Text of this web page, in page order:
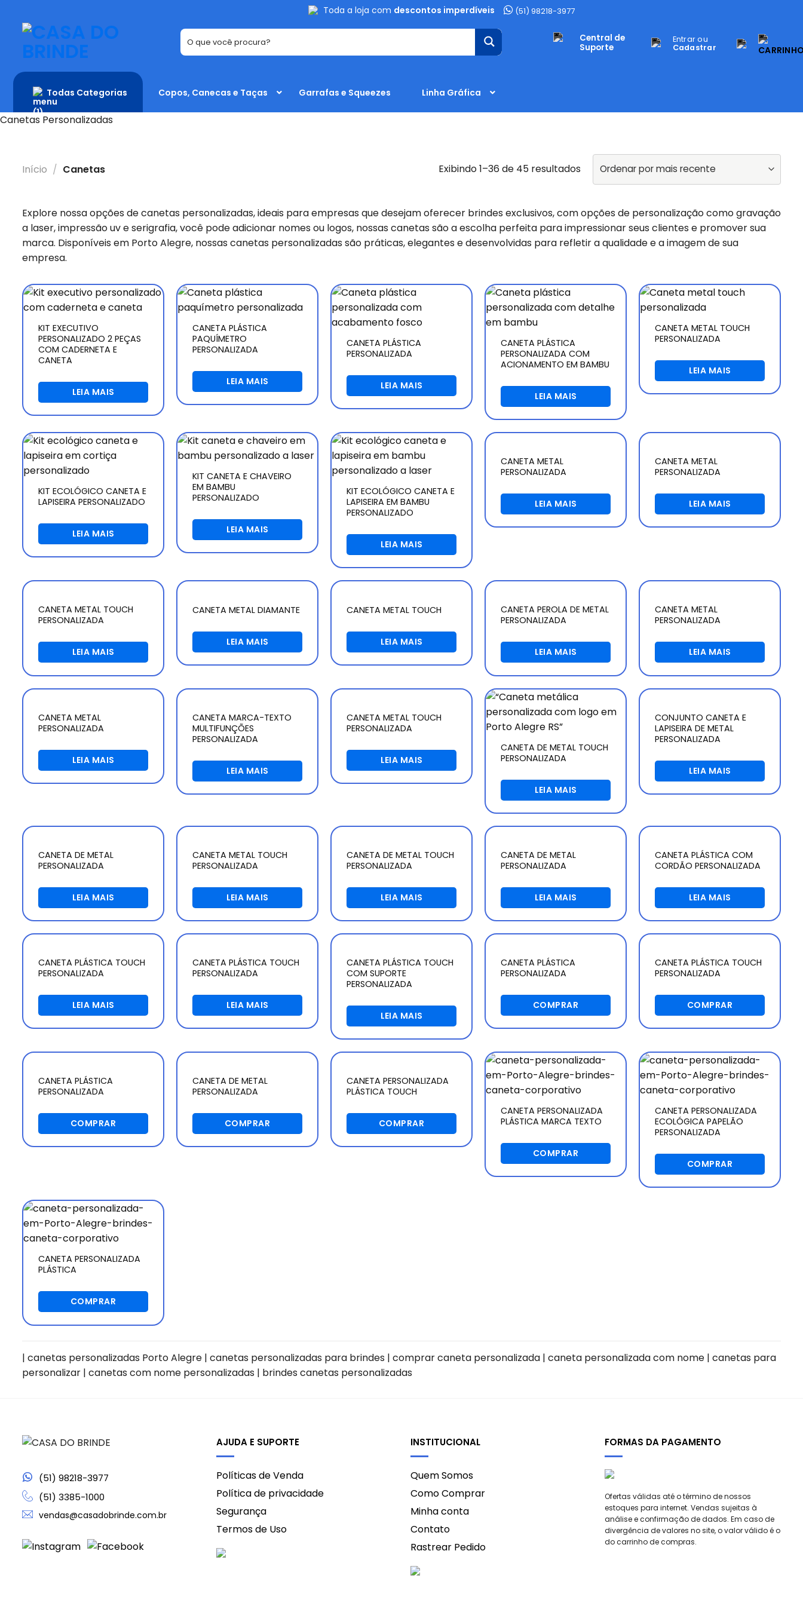
content
Toda a loja com descontos imperdíveis (51) 98218-3977
Central de
Suporte
Entrar ou
Cadastrar
Todas Categorias Copos, Canecas e Taças Garrafas e Squeezes Linha Gráfica
Canetas Personalizadas
Início / Canetas Exibindo 1–36 de 45 resultados
Explore nossa opções de canetas personalizadas, ideais para empresas que desejam oferecer brindes exclusivos, com opções de personalização como gravação
a laser, impressão uv e serigrafia, você pode adicionar nomes ou logos, nossas canetas são a escolha perfeita para impressionar seus clientes e promover sua
marca. Disponíveis em Porto Alegre, nossas canetas personalizadas são práticas, elegantes e desenvolvidas para refletir a qualidade e a imagem de sua
empresa.
KIT EXECUTIVO
PERSONALIZADO 2 PEÇAS
COM CADERNETA E
CANETA
LEIA MAIS
CANETA PLÁSTICA
PAQUÍMETRO
PERSONALIZADA
LEIA MAIS
CANETA PLÁSTICA
PERSONALIZADA
LEIA MAIS
CANETA PLÁSTICA
PERSONALIZADA COM
ACIONAMENTO EM BAMBU
LEIA MAIS
CANETA METAL TOUCH
PERSONALIZADA
LEIA MAIS
KIT ECOLÓGICO CANETA E
LAPISEIRA PERSONALIZADO
LEIA MAIS
KIT CANETA E CHAVEIRO
EM BAMBU
PERSONALIZADO
LEIA MAIS
KIT ECOLÓGICO CANETA E
LAPISEIRA EM BAMBU
PERSONALIZADO
LEIA MAIS
CANETA METAL
PERSONALIZADA
LEIA MAIS
CANETA METAL
PERSONALIZADA
LEIA MAIS
CANETA METAL TOUCH
PERSONALIZADA
LEIA MAIS
CANETA METAL DIAMANTE
LEIA MAIS
CANETA METAL TOUCH
LEIA MAIS
CANETA PEROLA DE METAL
PERSONALIZADA
LEIA MAIS
CANETA METAL
PERSONALIZADA
LEIA MAIS
CANETA METAL
PERSONALIZADA
LEIA MAIS
CANETA MARCA-TEXTO
MULTIFUNÇÕES
PERSONALIZADA
LEIA MAIS
CANETA METAL TOUCH
PERSONALIZADA
LEIA MAIS
CANETA DE METAL TOUCH
PERSONALIZADA
LEIA MAIS
CONJUNTO CANETA E
LAPISEIRA DE METAL
PERSONALIZADA
LEIA MAIS
CANETA DE METAL
PERSONALIZADA
LEIA MAIS
CANETA METAL TOUCH
PERSONALIZADA
LEIA MAIS
CANETA DE METAL TOUCH
PERSONALIZADA
LEIA MAIS
CANETA DE METAL
PERSONALIZADA
LEIA MAIS
CANETA PLÁSTICA COM
CORDÃO PERSONALIZADA
LEIA MAIS
CANETA PLÁSTICA TOUCH
PERSONALIZADA
LEIA MAIS
CANETA PLÁSTICA TOUCH
PERSONALIZADA
LEIA MAIS
CANETA PLÁSTICA TOUCH
COM SUPORTE
PERSONALIZADA
LEIA MAIS
CANETA PLÁSTICA
PERSONALIZADA
COMPRAR
CANETA PLÁSTICA TOUCH
PERSONALIZADA
COMPRAR
CANETA PLÁSTICA
PERSONALIZADA
COMPRAR
CANETA DE METAL
PERSONALIZADA
COMPRAR
CANETA PERSONALIZADA
PLÁSTICA TOUCH
COMPRAR
CANETA PERSONALIZADA
PLÁSTICA MARCA TEXTO
COMPRAR
CANETA PERSONALIZADA
ECOLÓGICA PAPELÃO
PERSONALIZADA
COMPRAR
CANETA PERSONALIZADA
PLÁSTICA
COMPRAR
| canetas personalizadas Porto Alegre | canetas personalizadas para brindes | comprar caneta personalizada | caneta personalizada com nome | canetas para
personalizar | canetas com nome personalizadas | brindes canetas personalizadas
(51) 98218-3977
(51) 3385-1000
vendas@casadobrinde.com.br
AJUDA E SUPORTE
Políticas de Venda
Política de privacidade
Segurança
Termos de Uso
INSTITUCIONAL
Quem Somos
Como Comprar
Minha conta
Contato
Rastrear Pedido
FORMAS DA PAGAMENTO
Ofertas válidas até o término de nossos
estoques para internet. Vendas sujeitas à
análise e confirmação de dados. Em caso de
divergência de valores no site, o valor válido é o
do carrinho de compras.